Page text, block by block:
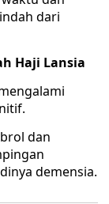
dari
Haji Lansia
dan
demensia.